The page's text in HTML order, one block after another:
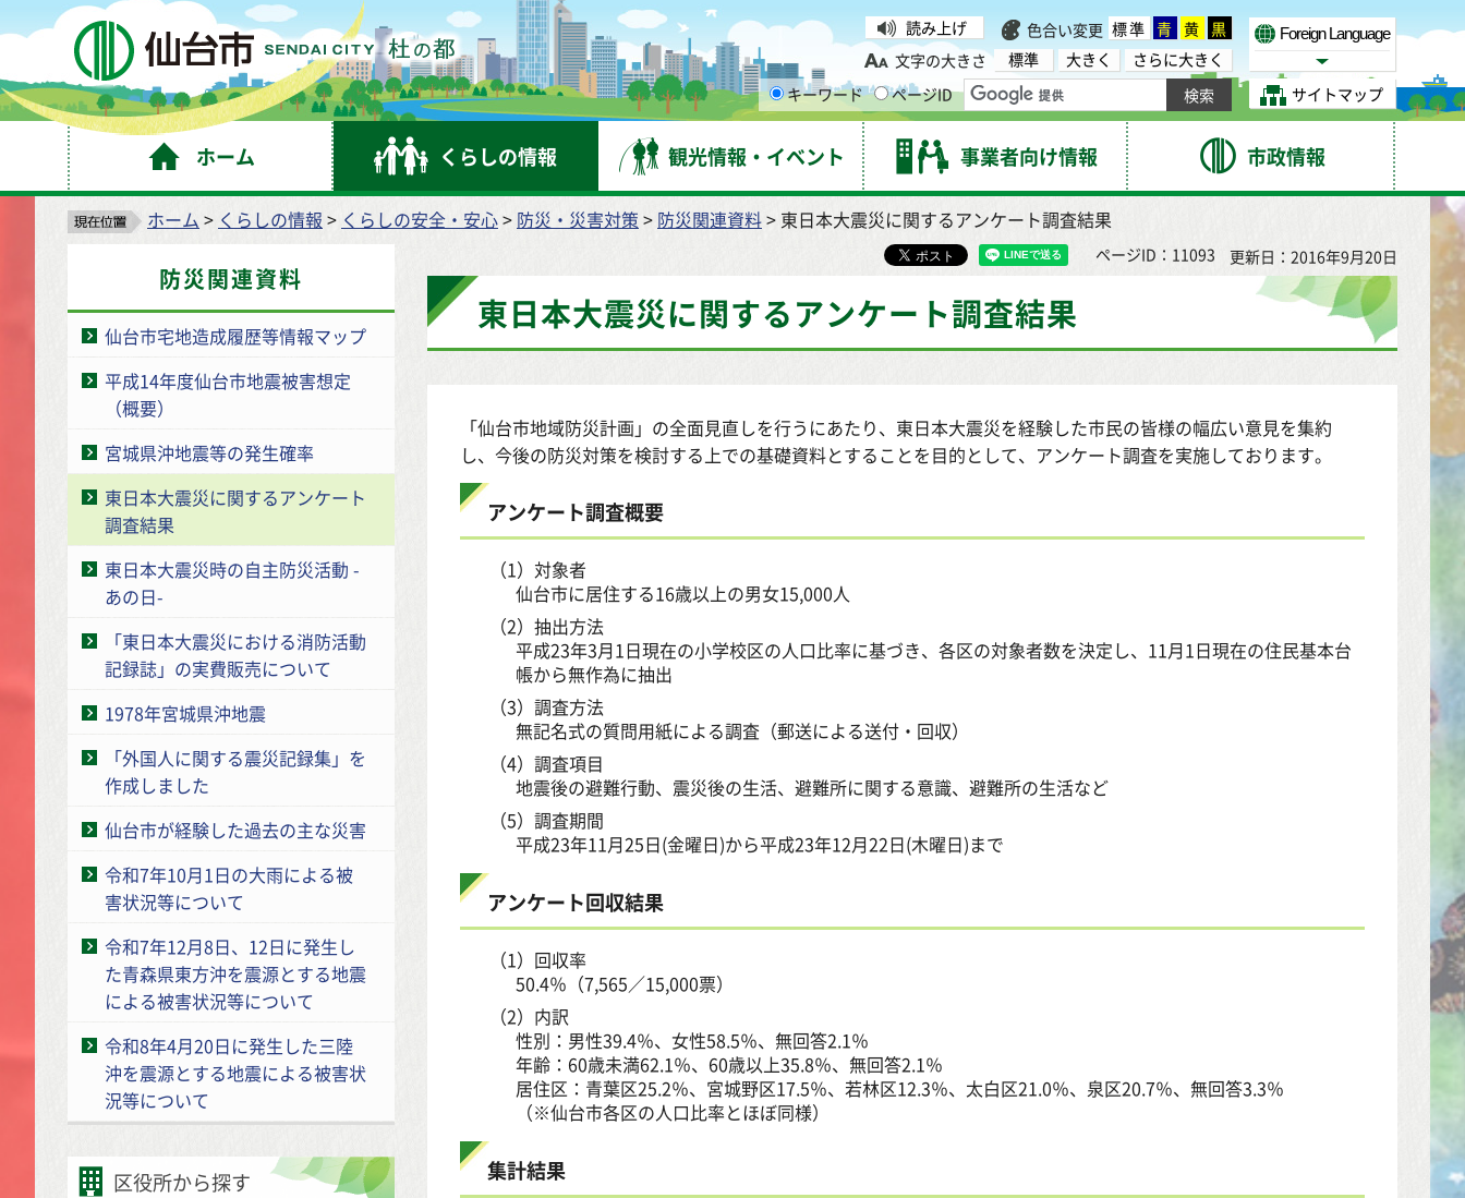
仙台市 読み上げ 色合い変更 標準 青 黄 黒
文字の大きさ
標準 大きく
さらに大きく
キーワード
ページID
Foreign Language
Select Language
サイトマップ
ホーム くらしの情報 観光情報・イベント 事業者向け情報 市政情報
ホーム > くらしの情報 > くらしの安全・安心> 防災・災害対策 > 防災関連資料> 東日本大震災に関するアンケート調査結果
防災関連資料
仙台市宅地造成履歴等情報マップ
平成14年度仙台市地震被害想定
（概要）
宮城県沖地震等の発生確率
東日本大震災に関するアンケート
調査結果
東日本大震災時の自主防災活動 -
あの日-
「東日本大震災における消防活動
記録誌」の実費販売について
1978年宮城県沖地震
「外国人に関する震災記録集」を
作成しました
仙台市が経験した過去の主な災害
令和7年10月1日の大雨による被
害状況等について
令和7年12月8日、12日に発生し
た青森県東方沖を震源とする地震
による被害状況等について
令和8年4月20日に発生した三陸
沖を震源とする地震による被害状
況等について
区役所から探す
ページID：11093 更新日：2016年9月20日
東日本大震災に関するアンケート調査結果
「仙台市地域防災計画」の全面見直しを行うにあたり、東日本大震災を経験した市民の皆様の幅広い意見を集約
し、今後の防災対策を検討する上での基礎資料とすることを目的として、アンケート調査を実施しております。
アンケート調査概要
（1）対象者
仙台市に居住する16歳以上の男女15,000人
（2）抽出方法
平成23年3月1日現在の小学校区の人口比率に基づき、各区の対象者数を決定し、11月1日現在の住民基本台
帳から無作為に抽出
（3）調査方法
無記名式の質問用紙による調査（郵送による送付・回収）
（4）調査項目
地震後の避難行動、震災後の生活、避難所に関する意識、避難所の生活など
（5）調査期間
平成23年11月25日(金曜日)から平成23年12月22日(木曜日)まで
アンケート回収結果
（1）回収率
50.4％（7,565／15,000票）
（2）内訳
性別：男性39.4％、女性58.5％、無回答2.1％
年齢：60歳未満62.1％、60歳以上35.8％、無回答2.1％
居住区：青葉区25.2％、宮城野区17.5％、若林区12.3％、太白区21.0％、泉区20.7％、無回答3.3％
（※仙台市各区の人口比率とほぼ同様）
集計結果